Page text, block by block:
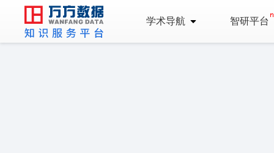
学术导航 智研平台